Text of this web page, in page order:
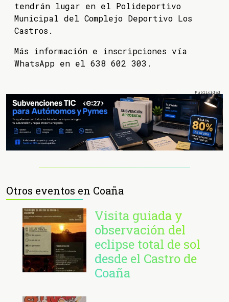
tendrán lugar en el Polideportivo
Municipal del Complejo Deportivo Los
Castros.
Más información e inscripciones vía
WhatsApp en el 638 602 303.
Otros eventos en Coaña
Visita guiada y
observación del
eclipse total de sol
desde el Castro de
Coaña